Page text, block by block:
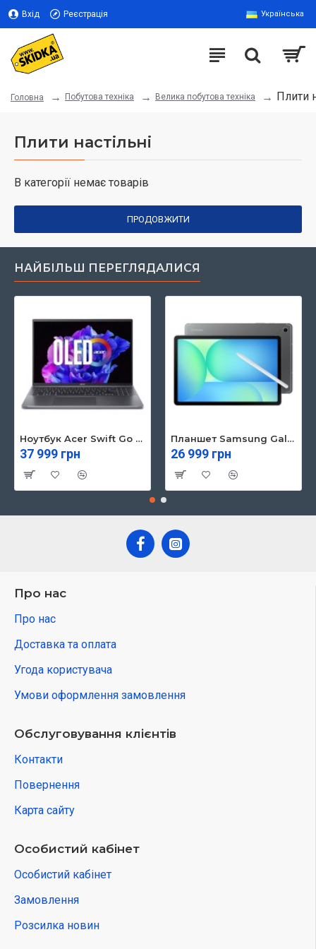
Вхід Реєстрація Українська
Головна Побутова техніка Велика побутова техніка Плити
Плити настільні
В категорії немає товарів
ПРОДОВЖИТИ
НАЙБІЛЬШ ПЕРЕГЛЯДАЛИСЯ
Ноутбук Acer Swift Go 16 SFG16-71 (NX.KVZEU.003)
37 999 грн
Планшет Samsung Galaxy Tab S10 FE 5G 8/128GB Gray (SM-X526BZAREUC)
26 999 грн
Про нас
Про нас
Доставка та оплата
Угода користувача
Умови оформлення замовлення
Обслуговування клієнтів
Контакти
Повернення
Карта сайту
Особистий кабінет
Особистий кабінет
Замовлення
Розсилка новин